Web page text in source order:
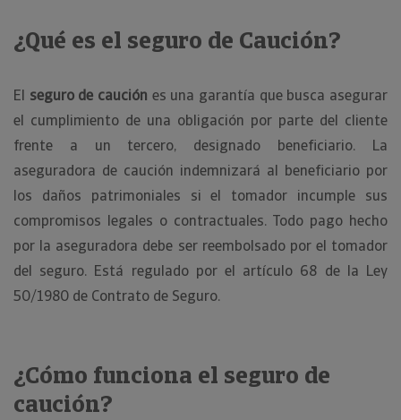
¿Qué es el seguro de Caución?
El seguro de caución es una garantía que busca asegurar
el cumplimiento de una obligación por parte del cliente
frente a un tercero, designado beneficiario. La
aseguradora de caución indemnizará al beneficiario por
los daños patrimoniales si el tomador incumple sus
compromisos legales o contractuales. Todo pago hecho
por la aseguradora debe ser reembolsado por el tomador
del seguro. Está regulado por el artículo 68 de la Ley
50/1980 de Contrato de Seguro.
¿Cómo funciona el seguro de
caución?